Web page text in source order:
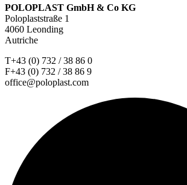
POLOPLAST GmbH & Co KG
Poloplaststraße 1
4060 Leonding
Autriche
T+43 (0) 732 / 38 86 0
F+43 (0) 732 / 38 86 9
office@poloplast.com